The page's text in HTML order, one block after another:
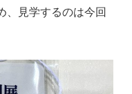
、見学するのは今回